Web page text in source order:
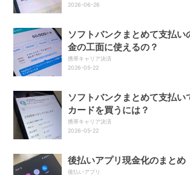
2026-06-26
ソフトバンクまとめて支払い
金の工面に使えるの？
携帯キャリア決済
2026-05-22
ソフトバンクまとめて支払い
カードを買うには？
携帯キャリア決済
2026-05-22
後払いアプリ現金化のまとめ
後払いアプリ